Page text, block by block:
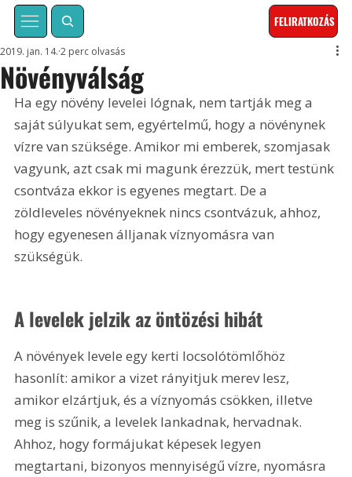
FELIRATKOZÁS
Növényválság
2019. jan. 14. 2 perc olvasás
Ha egy növény levelei lógnak, nem tartják meg a
saját súlyukat sem, egyértelmű, hogy a növénynek
vízre van szüksége. Amikor mi emberek, szomjasak
vagyunk, azt csak mi magunk érezzük, mert testünk
csontváza ekkor is egyenes megtart. De a
zöldleveles növényeknek nincs csontvázuk, ahhoz,
hogy egyenesen álljanak víznyomásra van
szükségük.
A levelek jelzik az öntözési hibát
A növények levele egy kerti locsolótömlőhöz
hasonlít: amikor a vizet rányitjuk merev lesz,
amikor elzártjuk, és a víznyomás csökken, illetve
meg is szűnik, a levelek lankadnak, hervadnak.
Ahhoz, hogy formájukat képesek legyen
megtartani, bizonyos mennyiségű vízre, nyomásra